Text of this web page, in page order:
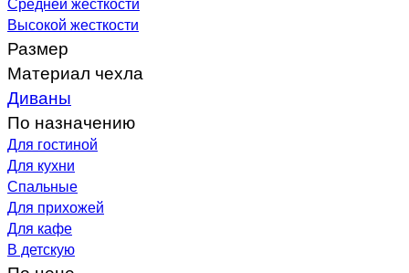
Высокой жесткости
Размер
Материал чехла
Диваны
По назначению
Для гостиной
Для кухни
Спальные
Для прихожей
Для кафе
В детскую